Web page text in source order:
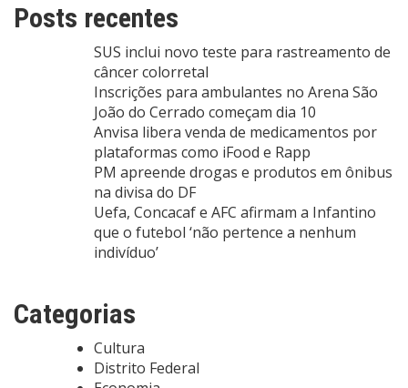
Posts recentes
SUS inclui novo teste para rastreamento de
câncer colorretal
Inscrições para ambulantes no Arena São
João do Cerrado começam dia 10
Anvisa libera venda de medicamentos por
plataformas como iFood e Rapp
PM apreende drogas e produtos em ônibus
na divisa do DF
Uefa, Concacaf e AFC afirmam a Infantino
que o futebol ‘não pertence a nenhum
indivíduo’
Categorias
Cultura
Distrito Federal